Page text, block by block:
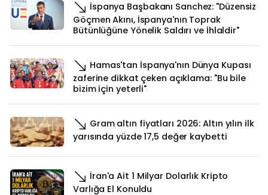
İspanya Başbakanı Sanchez: "Düzensiz
Göçmen Akını, İspanya'nın Toprak
Bütünlüğüne Yönelik Saldırı ve İhlaldir"
Hamas'tan İspanya'nın Dünya Kupası
zaferine dikkat çeken açıklama: "Bu bile
bizim için yeterli"
Gram altın fiyatları 2026: Altın yılın ilk
yarısında yüzde 17,5 değer kaybetti
İran'a Ait 1 Milyar Dolarlık Kripto
Varlığa El Konuldu